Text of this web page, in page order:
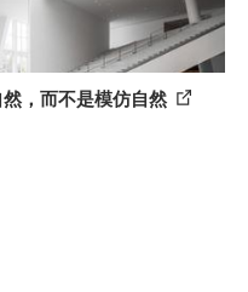
，而不是模仿自然